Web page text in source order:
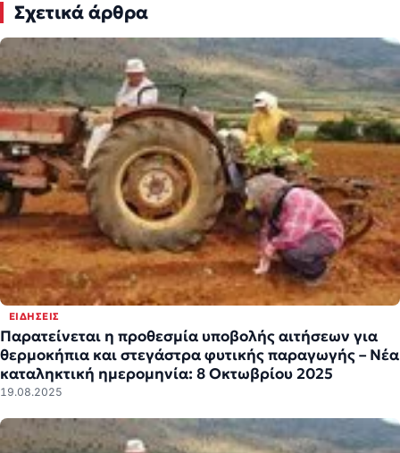
Σχετικά άρθρα
ΕΙΔΉΣΕΙΣ
Παρατείνεται η προθεσμία υποβολής αιτήσεων για
θερμοκήπια και στεγάστρα φυτικής παραγωγής – Νέα
καταληκτική ημερομηνία: 8 Οκτωβρίου 2025
19.08.2025